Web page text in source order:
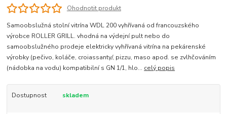
Ohodnotit produkt
Samoobslužná stolní vitrína WDL 200 vyhřívaná od francouzského
výrobce ROLLER GRILL. vhodná na výdejní pult nebo do
samoobslužného prodeje elektricky vyhřívaná vitrína na pekárenské
výrobky (pečivo, koláče, croiassanty/, pizzu, maso apod. se zvlhčováním
(nádobka na vodu) kompatibilní s GN 1/1, hlo... celý popis
Dostupnost skladem